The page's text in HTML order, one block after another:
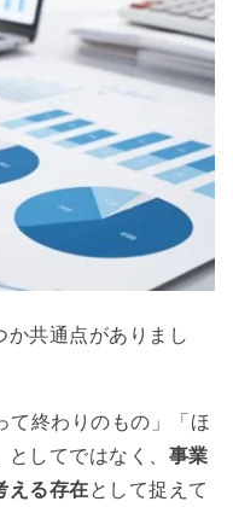
共通点がありまし
て終わりのもの」「ほ
してではなく、 事業
える存在として捉えて